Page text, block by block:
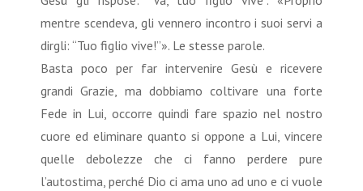
mentre scendeva, gli vennero incontro i suoi servi a
dirgli: “Tuo figlio vive!”». Le stesse parole.
Basta poco per far intervenire Gesù e ricevere
grandi Grazie, ma dobbiamo coltivare una forte
Fede in Lui, occorre quindi fare spazio nel nostro
cuore ed eliminare quanto si oppone a Lui, vincere
quelle debolezze che ci fanno perdere pure
l’autostima, perché Dio ci ama uno ad uno e ci vuole